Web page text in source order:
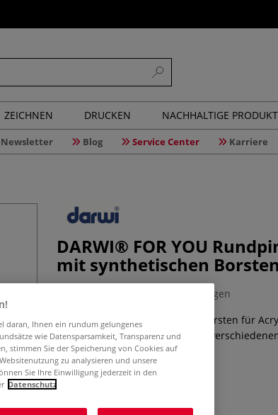
ZEICHNEN DRUCKEN NACHHALTIGE
Newsletter Blog Service Center Karriere
DARWI® FOR YOU
mit synthetischen Borsten
0 Bewertungen
Rundpinsel mit synthetischen Borsten für
und präzise Linien, erhältlich in
daran, Ihnen ein rundum gelungenes
wie Datensparsamkeit, Transparenz und
stimmen Sie der Speicherung von Cookies auf
zu analysieren und unsere
Sie Ihre Einwilligung jederzeit in den
Datenschutz